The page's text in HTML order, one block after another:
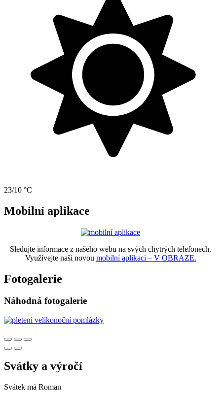
23/10 °C
Mobilní aplikace
Sledujte informace z našeho webu na svých chytrých telefonech.
Využívejte naši novou mobilní aplikaci – V OBRAZE.
Fotogalerie
Náhodná fotogalerie
Svátky a výročí
Svátek má Roman